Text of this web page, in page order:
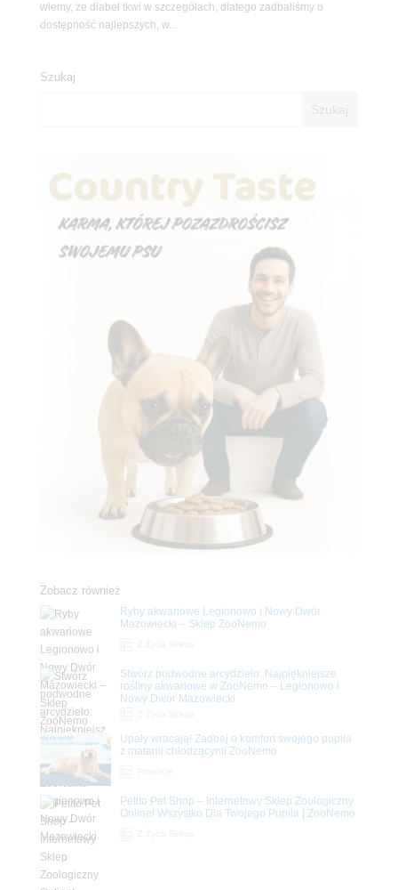
wiemy, że diabeł tkwi w szczegółach, dlatego zadbaliśmy o
dostępność najlepszych, w...
Szukaj
Zobacz również
Ryby akwariowe Legionowo i Nowy Dwór
Mazowiecki – Sklep ZooNemo
Stwórz podwodne arcydzieło: Najpiękniejsze
rośliny akwariowe w ZooNemo – Legionowo i
Nowy Dwór Mazowiecki
Upały wracają! Zadbaj o komfort swojego pupila
z matami chłodzącymi ZooNemo
Petito Pet Shop – Internetowy Sklep Zoologiczny
Online! Wszystko Dla Twojego Pupila | ZooNemo